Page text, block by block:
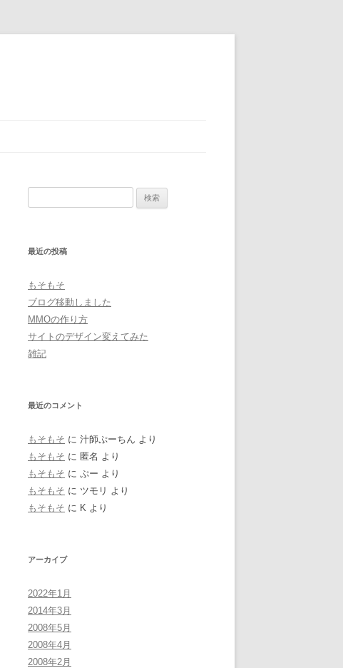
最近の投稿
もそもそ
ブログ移動しました
MMOの作り方
サイトのデザイン変えてみた
雑記
最近のコメント
もそもそ に 汁師ぷーちん より
もそもそ に 匿名 より
もそもそ に ぷー より
もそもそ に ツモリ より
もそもそ に K より
アーカイブ
2022年1月
2014年3月
2008年5月
2008年4月
2008年2月